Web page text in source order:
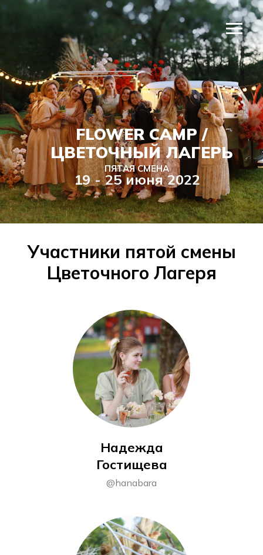
FLOWER CAMP /
ЦВЕТОЧНЫЙ ЛАГЕРЬ
ПЯТАЯ СМЕНА
19 - 25 июня 2022
Участники пятой смены
Цветочного Лагеря
Надежда
Гостищева
@hanabara